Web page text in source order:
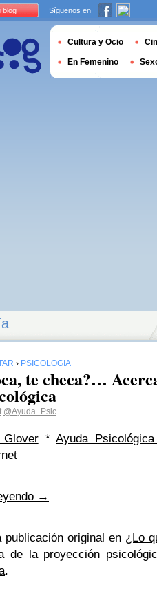
› PSICOLOGÍA
te checa?…
@Ayuda_Psic
*Ayuda
→
publicación original en ¿Lo
de la proyección
.
blog Síguenos en
Cultura y Ocio
En Femenino